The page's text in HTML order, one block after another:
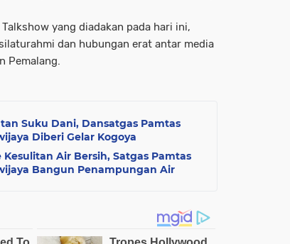
yang diadakan pada hari ini,
dan hubungan erat antar media
Pemalang.
Suku Dani, Dansatgas Pamtas
Diberi Gelar Kogoya
Air Bersih, Satgas Pamtas
Bangun Penampungan Air